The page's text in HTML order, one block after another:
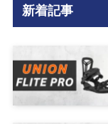
新着記事